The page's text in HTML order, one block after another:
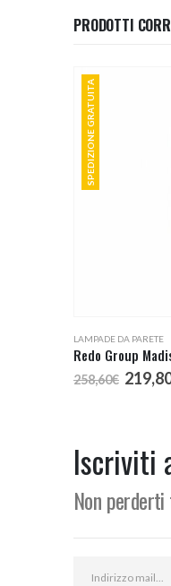
PRODOTTI
SPEDIZIONE GRATUITA
LAMPADE DA PARETE
258,60€ Il
prezzo
Iscriviti
Non